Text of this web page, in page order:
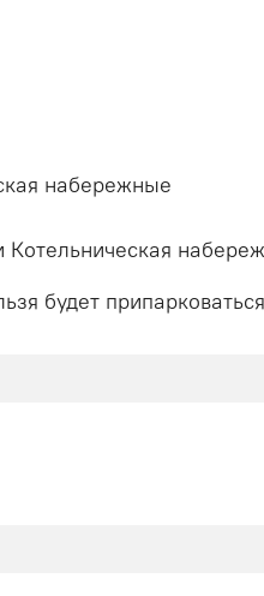
набережные
Котельническая
будет